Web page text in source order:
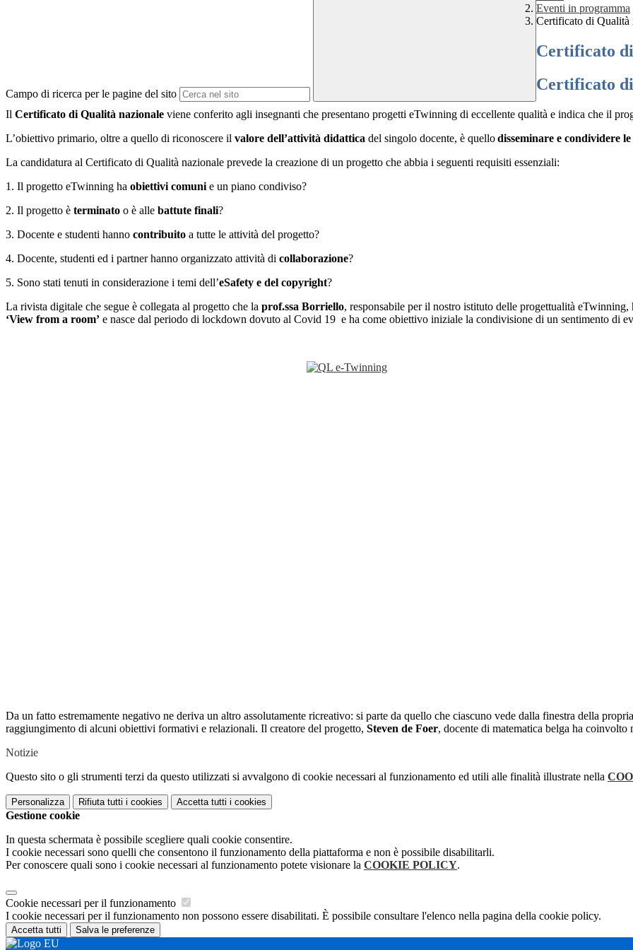
Campo di ricerca per le pagine del sito
Eventi in programma
Certificato di Qualità
Certificato
Certificato
Il Certificato di Qualità nazionale viene conferito agli insegnanti che presentano progetti eTwinning di eccellente qualità e indica che il
L’obiettivo primario, oltre a quello di riconoscere il valore dell’attività didattica del singolo docente, è quellodisseminare e condividere
La candidatura al Certificato di Qualità nazionale prevede la creazione di un progetto che abbia i seguenti requisiti essenziali:
1. Il progetto eTwinning ha obiettivi comuni e un piano condiviso?
2. Il progetto è terminato o è alle battute finali?
3. Docente e studenti hanno contribuito a tutte le attività del progetto?
4. Docente, studenti ed i partner hanno organizzato attività di collaborazione?
5. Sono stati tenuti in considerazione i temi dell’eSafety e del copyright?
La rivista digitale che segue è collegata al progetto che la prof.ssa Borriello, responsabile per il nostro istituto delle progettualità
‘View from a room’ e nasce dal periodo di lockdown dovuto al Covid 19 e ha come obiettivo iniziale la condivisione di un sentimento di
Da un fatto estremamente negativo ne deriva un altro assolutamente ricreativo: si parte da quello che ciascuno vede dalla finestra della
raggiungimento di alcuni obiettivi formativi e relazionali. Il creatore del progetto, Steven de Foer, docente di matematica belga ha
Notizie
Questo sito o gli strumenti terzi da questo utilizzati si avvalgono di cookie necessari al funzionamento ed utili alle finalità illustrate nella
Personalizza Rifiuta tutti i cookies Accetta tutti i cookies
Gestione cookie
In questa schermata è possibile scegliere quali cookie consentire.
I cookie necessari sono quelli che consentono il funzionamento della piattaforma e non è possibile disabilitarli.
Per conoscere quali sono i cookie necessari al funzionamento potete visionare la COOKIE POLICY.
Cookie necessari per il funzionamento
I cookie necessari per il funzionamento non possono essere disabilitati. È possibile consultare l'elenco nella pagina della cookie policy.
Accetta tutti Salva le preferenze